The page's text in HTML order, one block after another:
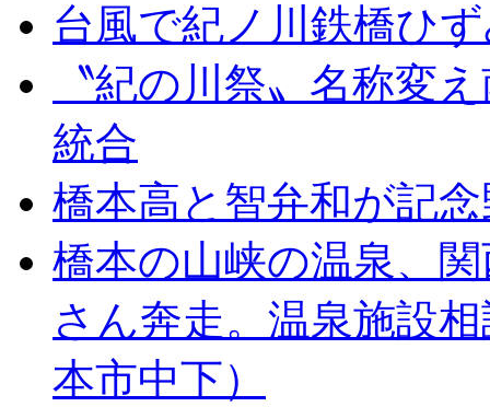
台風で紀ノ川鉄橋ひ
〝紀の川祭〟名称変
統合
橋本高と智弁和が記
橋本の山峡の温泉、
さん奔走。温泉施設
本市中下）